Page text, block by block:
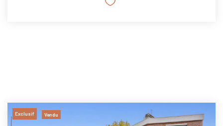
Exclusif Vendu